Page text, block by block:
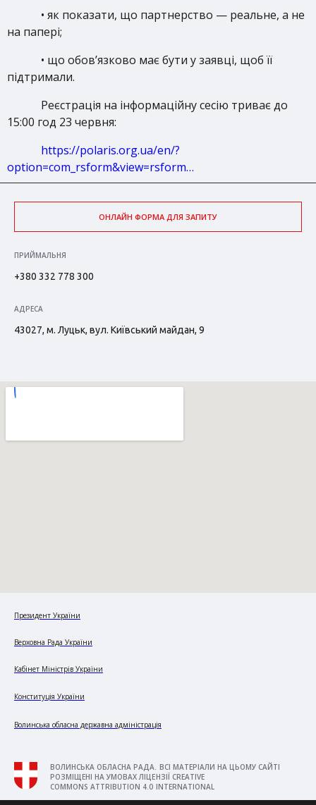
• як показати, що партнерство — реальне, а не
на папері;
• що обов’язково має бути у заявці, щоб її
підтримали.
Реєстрація на інформаційну сесію триває до
15:00 год 23 червня:
https://polaris.org.ua/en/?
option=com_rsform&view=rsform…
ОНЛАЙН ФОРМА ДЛЯ ЗАПИТУ
ПРИЙМАЛЬНЯ
+380 332 778 300
АДРЕСА
43027, м. Луцьк, вул. Київський майдан, 9
Президент України
Верховна Рада України
Кабінет Міністрів України
Конституція України
Волинська обласна державна адміністрація
ВОЛИНСЬКА ОБЛАСНА РАДА. ВСІ МАТЕРІАЛИ НА ЦЬОМУ САЙТІ
РОЗМІЩЕНІ НА УМОВАХ ЛІЦЕНЗІЇ CREATIVE
COMMONS ATTRIBUTION 4.0 INTERNATIONAL